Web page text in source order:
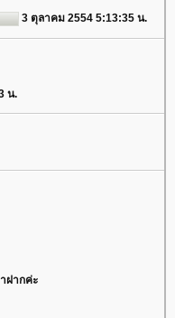
3 ตุลาคม 2554 5:13:35 น.
น.
ฝากค่ะ